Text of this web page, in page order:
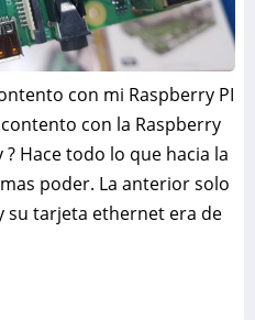
con mi Raspberry PI
con la Raspberry
? Hace todo lo que hacia la
poder. La anterior solo
su tarjeta ethernet era de